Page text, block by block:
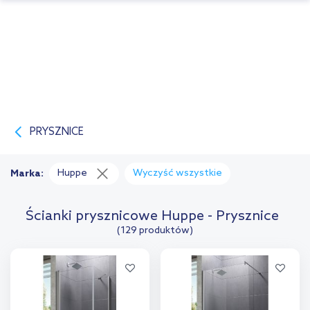
PRYSZNICE
Ścianki prysznicowe Huppe - Prysznice
(129 produktów)
Marka: Huppe Wyczyść wszystkie